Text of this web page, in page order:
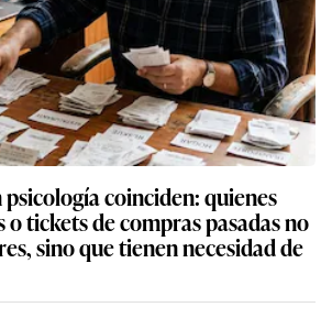
coinciden: quienes
tickets de compras pasadas no
sino que tienen necesidad de